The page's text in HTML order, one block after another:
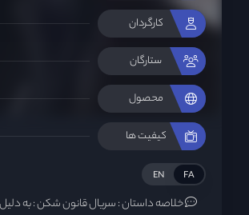
کارگردان
ستارگان
محصول
کیفیت ها
FA
EN
خلاصه داستان :سریال قانون شکن : به دلیل